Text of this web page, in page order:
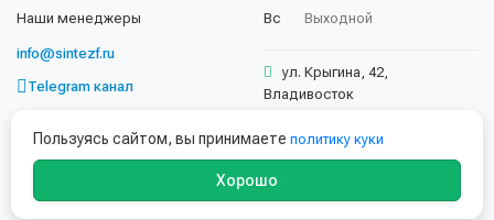
Наши менеджеры
info@sintezf.ru
Telegram канал
Вс
Выходной
ул. Крыгина, 42,
Владивосток
Пользуясь сайтом, вы принимаете политику куки
Хорошо